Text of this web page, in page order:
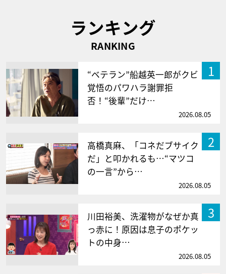
ランキング
RANKING
1
“ベテラン”船越英一郎がクビ
覚悟のパワハラ謝罪拒
否！“後輩”だけ…
2026.08.05
2
高橋真麻、「コネだブサイク
だ」と叩かれるも…“マツコ
の一言”から…
2026.08.05
3
川田裕美、洗濯物がなぜか真
っ赤に！原因は息子のポケッ
トの中身…
2026.08.05